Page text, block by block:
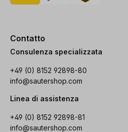
Contatto
Consulenza specializzata
+49 (0) 8152 92898-80
info@sautershop.com
Linea di assistenza
+49 (0) 8152 92898-81
info@sautershop.com